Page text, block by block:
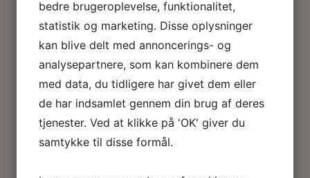
Lysekroner
Gulvlamper
Udendørslamper
LED lamper
Roseline miniaturelamper
El tilbehør
Miniature rum
bedre brugeroplevelse, funktionalitet,
statistik og marketing. Disse oplysninger
kan blive delt med annoncerings- og
analysepartnere, som kan kombinere dem
med data, du tidligere har givet dem eller
de har indsamlet gennem din brug af deres
tjenester. Ved at klikke på 'OK' giver du
samtykke til disse formål.